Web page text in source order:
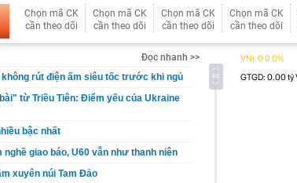
Chọn mã CK
cần theo dõi
Chọn mã CK
cần theo dõi
Chọn mã CK
cần theo dõi
Chọn mã CK
cần theo dõi
Đọc nhanh >>
rút điện ấm siêu tốc trước khi ngủ
từ Triều Tiên: Điểm yếu của Ukraine
bậc nhất
giao báo, U60 vẫn như thanh niên
xuyên núi Tam Đảo